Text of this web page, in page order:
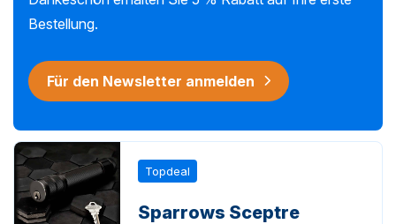
Bestellung.
Für den Newsletter anmelden
Topdeal
Sparrows Sceptre